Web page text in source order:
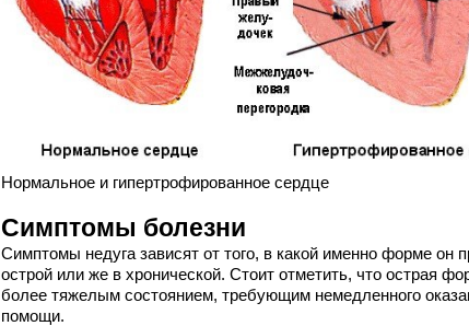
Нормальное и гипертрофированное сердце
Симптомы болезни
Симптомы недуга зависят от того, в какой именно форме он
острой или же в хронической. Стоит отметить, что острая
более тяжелым состоянием, требующим немедленного
помощи.